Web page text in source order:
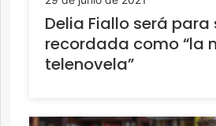
Delia Fiallo será para
recordada como “la
telenovela”